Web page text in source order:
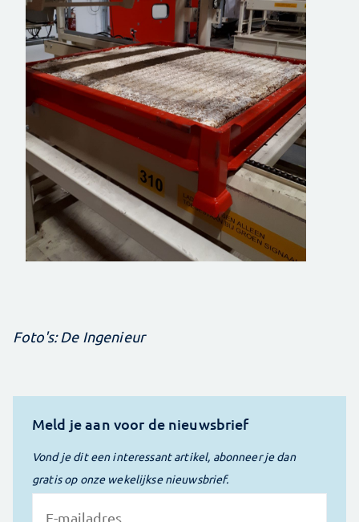
Foto's: De Ingenieur
Meld je aan voor de nieuwsbrief
Vond je dit een interessant artikel, abonneer je dan
gratis op onze wekelijkse nieuwsbrief.